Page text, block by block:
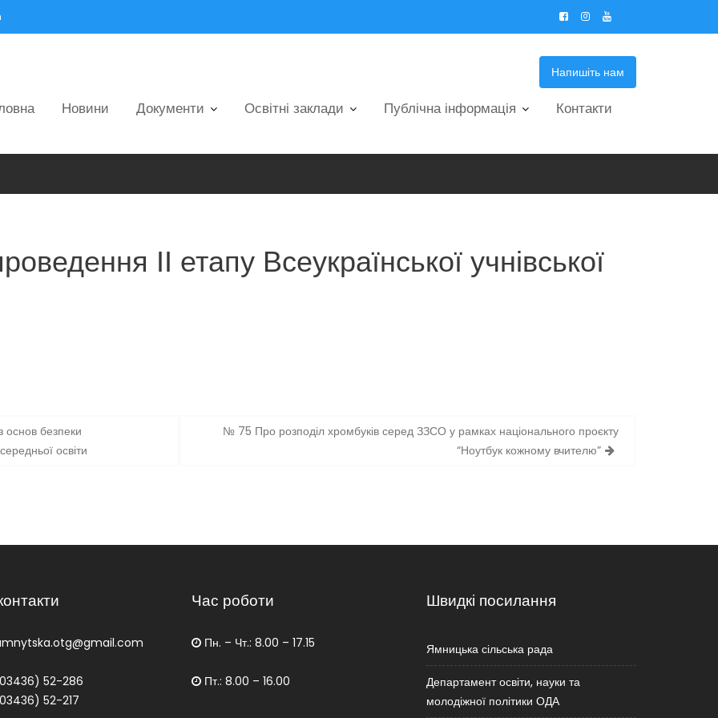
Напишіть нам
Новини Документи Освітні заклади Публічна інформація Контакти
ІІ етапу Всеукраїнської учнівської
безпеки
освіти
№ 75 Про розподіл хромбуків серед ЗЗСО у рамках національного проєкту
“Ноутбук кожному вчителю”
52-286
52-217
Час роботи
Пн. – Чт.: 8.00 – 17.15
Пт.: 8.00 – 16.00
Швидкі посилання
Ямницька сільська рада
Департамент освіти, науки та
молодіжної політики ОДА